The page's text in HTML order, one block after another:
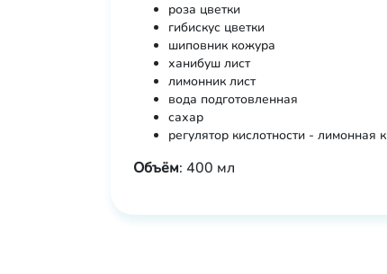
роза цветки
гибискус цветки
шиповник кожура
ханибуш лист
лимонник лист
вода подготовленная
сахар
регулятор кислотности - лимонная
Объём: 400 мл